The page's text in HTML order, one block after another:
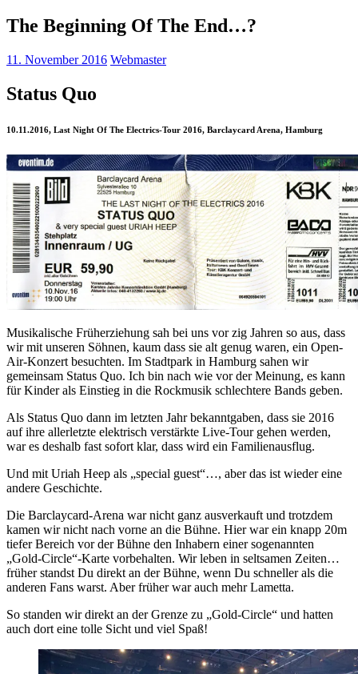
The Beginning Of The End…?
11. November 2016 Webmaster
Status Quo
10.11.2016, Last Night Of The Electrics-Tour 2016, Barclaycard Arena, Hamburg
Musikalische Früherziehung sah bei uns vor zig Jahren so aus, dass
wir mit unseren Söhnen, kaum dass sie alt genug waren, ein Open-
Air-Konzert besuchten. Im Stadtpark in Hamburg sahen wir
gemeinsam Status Quo. Ich bin nach wie vor der Meinung, es kann
für Kinder als Einstieg in die Rockmusik schlechtere Bands geben.
Als Status Quo dann im letzten Jahr bekanntgaben, dass sie 2016
auf ihre allerletzte elektrisch verstärkte Live-Tour gehen werden,
war es deshalb fast sofort klar, dass wird ein Familienausflug.
Und mit Uriah Heep als „special guest“…, aber das ist wieder eine
andere Geschichte.
Die Barclaycard-Arena war nicht ganz ausverkauft und trotzdem
kamen wir nicht nach vorne an die Bühne. Hier war ein knapp 20m
tiefer Bereich vor der Bühne den Inhabern einer sogenannten
„Gold-Circle“-Karte vorbehalten. Wir leben in seltsamen Zeiten…
früher standst Du direkt an der Bühne, wenn Du schneller als die
anderen Fans warst. Aber früher war auch mehr Lametta.
So standen wir direkt an der Grenze zu „Gold-Circle“ und hatten
auch dort eine tolle Sicht und viel Spaß!